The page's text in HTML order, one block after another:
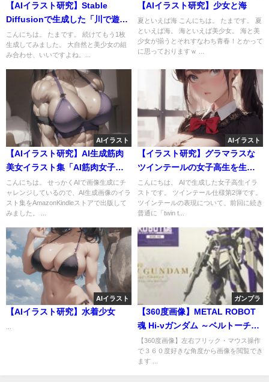
【AIイラスト研究】Stable
Diffusionで生成した「川で遊ぶ
水着の少女達」その②
こんにちは。 たまです。 続けてもう1枚
生成してみました。 大自然と美少女の組
み合わせ、いいですよね。...
【AIイラスト研究】少女と海
夏といえば海 こんにちは。 たまです。 夏
といえば海。 海といえば美少女。 海と美
少女が揃うとそれすなわち青春！とかって
に思っておりますｗ ...
AIイラスト
【AIイラスト研究】AI生成筋肉
美女イラスト集「AI筋肉女子」
を出版しました
こんにちは。 せっかくAIで画像生成にチ
ャレンジしているので、AI生成画像のイラ
スト集をAmazonKindleストアで出版して
みました。 ...
AIイラスト
【イラスト研究】グラマラスな
ツインテールの女子高生を生成
してみた②
こんにちは。 AIで生成した女子高生イラ
ストです。 ツインテール仕様第2弾です。
ツインテールの表現について、前回に続き
普通に「twin t...
AIイラスト
【AIイラスト研究】水着少女
ガンプラ
【360度画像】METAL ROBOT
魂 Hi-νガンダム ～ベルトーチ
カ・チルドレン～ レビュー
【360度画像】左右フリック・マウス操作
で３６０度好きな角度から画像を閲覧でき
ます ...